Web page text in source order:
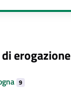
erogazione
9